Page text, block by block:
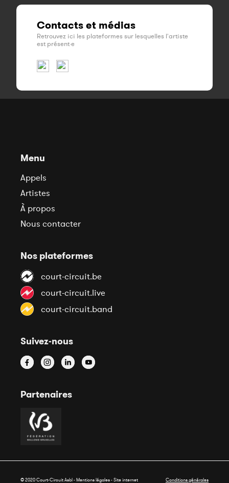
Contacts et médias
Retrouvez ici les plateformes sur lesquelles l'artiste
est présent·e
Menu
Appels
Artistes
À propos
Nous contacter
Nos plateformes
court-circuit.be
court-circuit.live
court-circuit.band
Suivez-nous
Partenaires
© 2020 Court-Circuit Asbl - Mentions légales - Site internet Conditions générales